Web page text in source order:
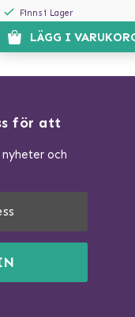
Finns i Lager
LÄGG I
för att
och